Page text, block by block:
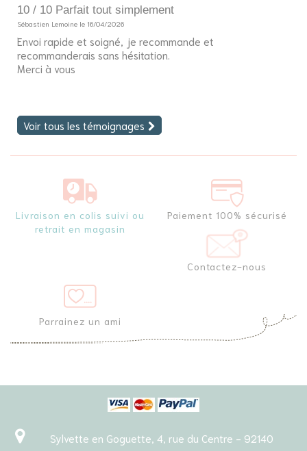
10 / 10 Parfait tout simplement
Sébastien Lemoine le 16/04/2026
Envoi rapide et soigné, je recommande et
recommanderais sans hésitation.
Merci à vous
Voir tous les témoignages
Livraison en colis suivi ou
retrait en magasin
Paiement 100% sécurisé
Contactez-nous
Parrainez un ami
Sylvette en Goguette, 4, rue du Centre - 92140